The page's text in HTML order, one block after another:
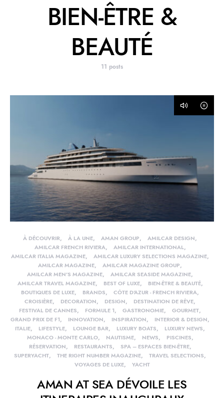
BIEN-ÊTRE &
BEAUTÉ
11 posts
À DÉCOUVRIR À LA UNE AMAN GROUP
AMILCAR DESIGN
AMILCAR FRENCH RIVIERA
AMILCAR INTERNATIONAL
AMILCAR ITALIA MAGAZINE
AMILCAR LUXURY SELECTIONS MAGAZINE
AMILCAR MAGAZINE
AMILCAR MAGAZINE GROUP
AMILCAR MEN'S MAGAZINE
AMILCAR SEASIDE MAGAZINE
AMILCAR TRAVEL MAGAZINE
BEST OF LUXE
BIEN-ÊTRE & BEAUTÉ
BOUTIQUES DE LUXE
BRANDS
CÔTE D'AZUR - FRENCH RIVIERA
CROISIÈRE
DECORATION DESIGN
DESTINATION DE RÊVE
FESTIVAL DE CANNES
FORMULE 1 GASTRONOMIE
GOURMET
GRAND PRIX DE F1
INNOVATION INSPIRATION
INTERIOR & DESIGN
ITALIE
LIFESTYLE LOUNGE BAR LUXURY BOATS
LUXURY NEWS
MONACO - MONTE CARLO
NAUTISME NEWS
PISCINES
RÉSERVATION
RESTAURANTS
SPA – ESPACES BIEN-ÊTRE
SUPERYACHT
THE RIGHT NUMBER MAGAZINE
TRAVEL SELECTIONS
VOYAGES DE LUXE
YACHT
AMAN AT SEA DÉVOILE LES